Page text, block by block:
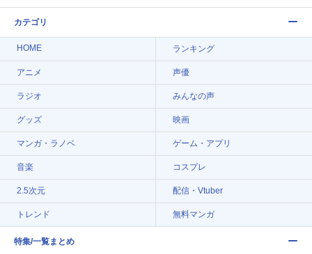
カテゴリ
HOME ランキング
アニメ 声優
ラジオ みんなの声
グッズ 映画
マンガ・ラノベ ゲーム・アプリ
音楽 コスプレ
2.5次元 配信・Vtuber
トレンド 無料マンガ
特集/一覧まとめ